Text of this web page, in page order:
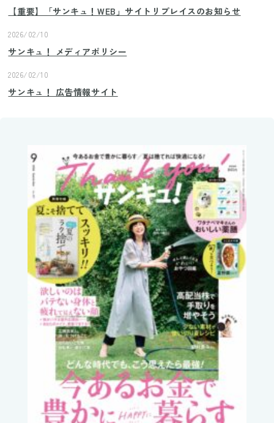
【重要】「サンキュ！WEB」サイトリプレイスのお知らせ
2026/02/10
サンキュ！ メディアポリシー
2026/02/10
サンキュ！ 広告情報サイト